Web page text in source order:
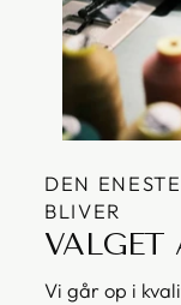
DEN
BLIVER
VALGET
Vi går op i